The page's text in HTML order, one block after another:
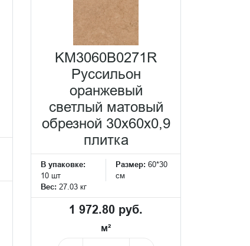
KM3060B0271R
Руссильон
оранжевый
светлый матовый
обрезной 30x60x0,9
плитка
В упаковке:
10 шт
Размер: 60*30
см
Вес: 27.03 кг
1 972.80 руб.
м²